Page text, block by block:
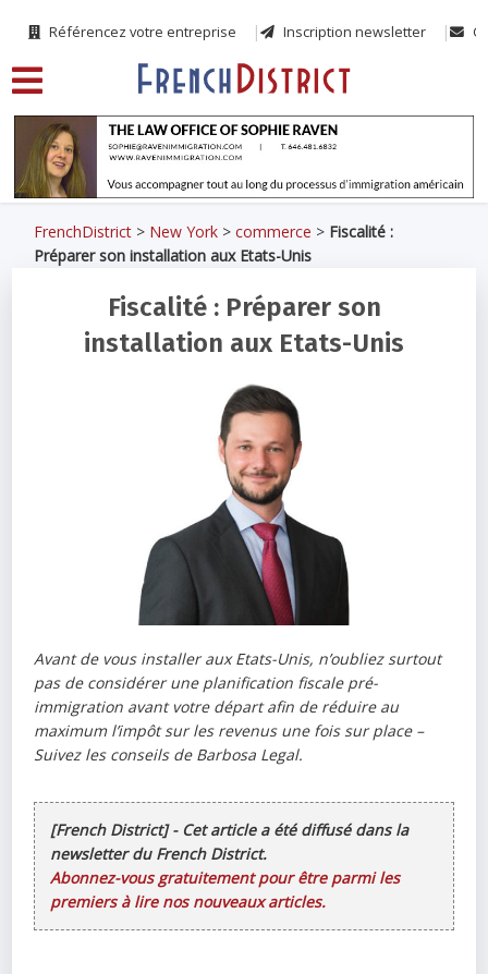
Référencez votre entreprise Inscription newsletter
FrenchDistrict > New York >commerce > Fiscalité :
Préparer son installation aux Etats-Unis
Fiscalité : Préparer son
installation aux Etats-Unis
Avant de vous installer aux Etats-Unis, n’oubliez surtout
pas de considérer une planification fiscale pré-
immigration avant votre départ afin de réduire au
maximum l’impôt sur les revenus une fois sur place –
Suivez les conseils de Barbosa Legal.
[French District] - Cet article a été diffusé dans la
newsletter du French District.
Abonnez-vous gratuitement pour être parmi les
premiers à lire nos nouveaux articles.